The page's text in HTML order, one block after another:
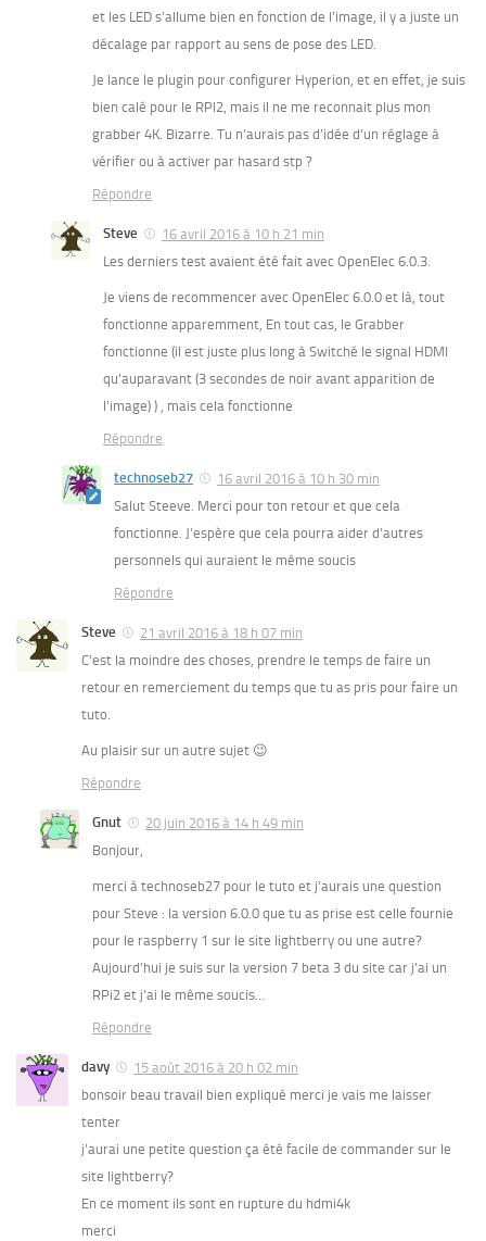
et les LED s’allume bien en fonction de l’image, il y a juste un
décalage par rapport au sens de pose des LED.
Je lance le plugin pour configurer Hyperion, et en effet, je suis
bien calé pour le RPI2, mais il ne me reconnait plus mon
grabber 4K. Bizarre. Tu n’aurais pas d’idée d’un réglage à
vérifier ou à activer par hasard stp ?
Répondre
Steve
16 avril 2016 à 10 h 21 min
Les derniers test avaient été fait avec OpenElec 6.0.3.
Je viens de recommencer avec OpenElec 6.0.0 et là, tout
fonctionne apparemment, En tout cas, le Grabber
fonctionne (il est juste plus long à Switché le signal HDMI
qu’auparavant (3 secondes de noir avant apparition de
l’image) ) , mais cela fonctionne
Répondre
technoseb27
16 avril 2016 à 10 h 30 min
Salut Steeve. Merci pour ton retour et que cela
fonctionne. J’espère que cela pourra aider d’autres
personnels qui auraient le même soucis
Répondre
Steve
21 avril 2016 à 18 h 07 min
C’est la moindre des choses, prendre le temps de faire un
retour en remerciement du temps que tu as pris pour faire un
tuto.
Au plaisir sur un autre sujet 😉
Répondre
Gnut
20 juin 2016 à 14 h 49 min
Bonjour,
merci à technoseb27 pour le tuto et j’aurais une question
pour Steve : la version 6.0.0 que tu as prise est celle fournie
pour le raspberry 1 sur le site lightberry ou une autre?
Aujourd’hui je suis sur la version 7 beta 3 du site car j’ai un
RPi2 et j’ai le même soucis…
Répondre
davy
15 août 2016 à 20 h 02 min
bonsoir beau travail bien expliqué merci je vais me laisser
tenter
j’aurai une petite question ça été facile de commander sur le
site lightberry?
En ce moment ils sont en rupture du hdmi4k
merci